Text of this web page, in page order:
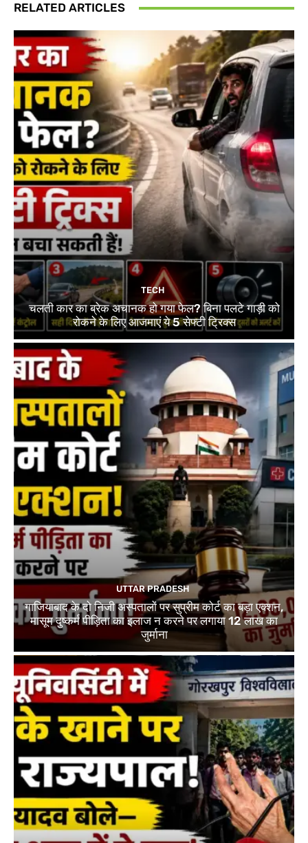
RELATED ARTICLES
TECH
चलती कार का ब्रेक अचानक हो गया फेल? बिना पलटे गाड़ी को
रोकने के लिए आजमाएं ये 5 सेफ्टी ट्रिक्स
UTTAR PRADESH
गाजियाबाद के दो निजी अस्पतालों पर सुप्रीम कोर्ट का बड़ा एक्शन,
मासूम दुष्कर्म पीड़िता का इलाज न करने पर लगाया 12 लाख का
जुर्माना